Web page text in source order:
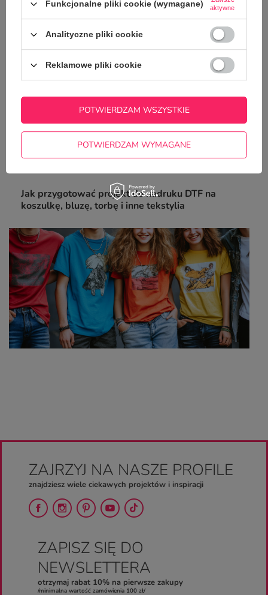
poradnik
Jak przygotować projekt do nadruku DTF na
koszulkę, bluzę, torbę i inne tekstylia
ZAJRZYJ NA NASZE PROFILE
znajdziesz wiele ciekawych projektów i inspiracji
ZAPISZ SIĘ DO
NEWSLETTERA
otrzymaj rabat 10% na pierwsze zakupy
/minimalna wartość zamówienia 100 zł/
Funkcjonalne pliki cookie (wymagane)
aktywne
Analityczne pliki cookie
Reklamowe pliki cookie
POTWIERDZAM WYMAGANE
POTWIERDZAM WSZYSTKIE